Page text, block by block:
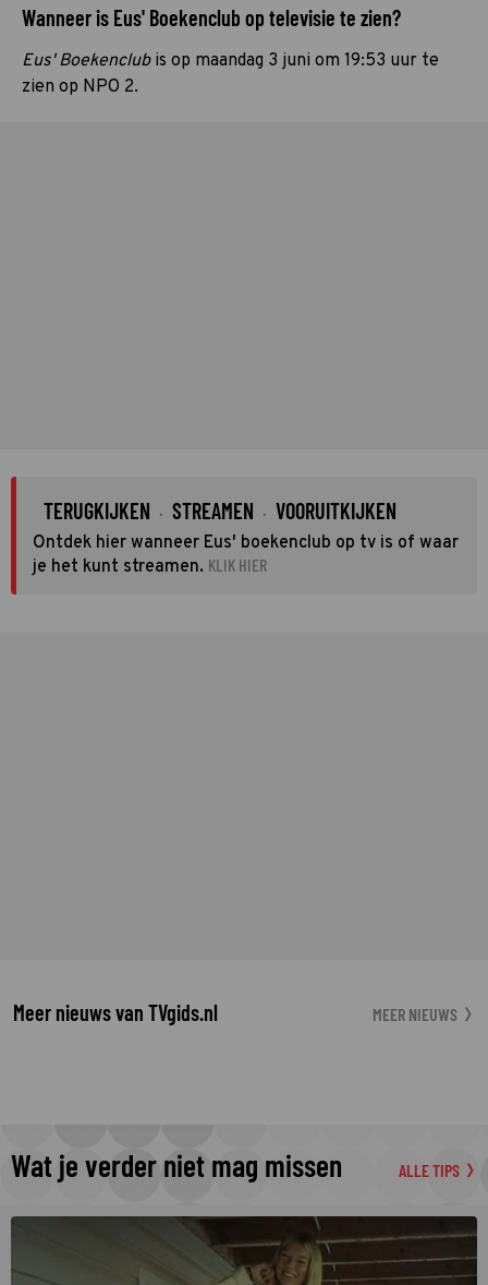
Wanneer is Eus' Boekenclub op televisie te zien?
Eus' Boekenclubis op maandag 3 juni om 19:53 uur te
zien op NPO 2.
TERUGKIJKEN · STREAMEN · VOORUITKIJKEN
Ontdek hier wanneer Eus' boekenclub op tv is of waar
je het kunt streamen. KLIK HIER
Meer nieuws van TVgids.nl MEER NIEUWS
Wat je verder niet mag missen ALLE TIPS